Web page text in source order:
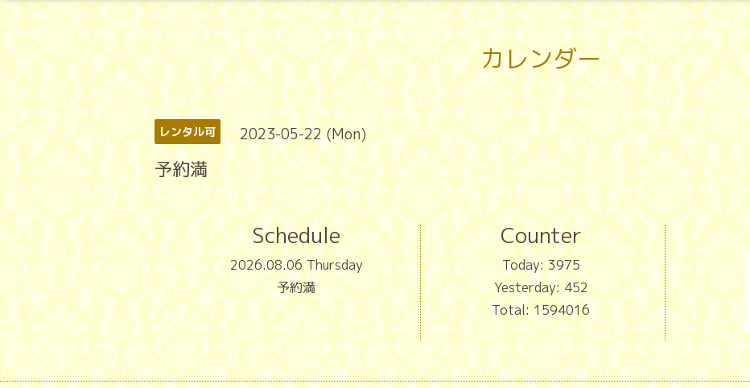
カレンダー
レンタル可 2023-05-22 (Mon)
予約満
Schedule
2026.08.06 Thursday
予約満
Counter
Today:3975
Yesterday:452
Total:1594016